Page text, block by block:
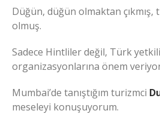
Düğün, düğün olmaktan
olmuş.
Sadece Hintliler değil, Türk
organizasyonlarına önem
Mumbai’de tanıştığım turizmci
meseleyi konuşuyorum.